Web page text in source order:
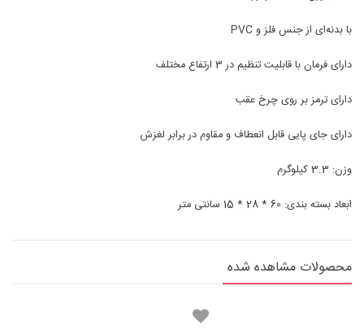
با بدنه‌ای از جنس فلز و PVC
دارای فرمان با قابلیت تنظیم در 3 ارتفاع مختلف
دارای ترمز بر روی چرخ عقب
دارای جای پایی قابل انعطاف و مقاوم در برابر لغزش
وزن: 3.3 کیلوگرم
ابعاد بسته بندی: 60 * 28 * 15 سانتی متر
محصولات مشاهده شده